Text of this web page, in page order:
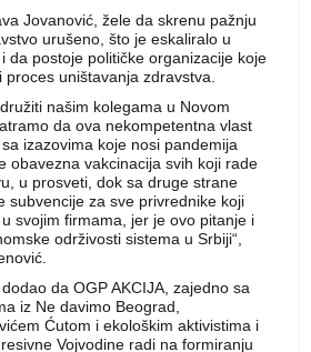
Jovanović, žele da skrenu pažnju
urušeno, što je eskaliralo u
da postoje političke organizacije koje
uništavanja zdravstva.
našim kolegama u Novom
da ova nekompetentna vlast
izazovima koje nosi pandemija
obavezna vakcinacija svih koji rade
u prosveti, dok sa druge strane
subvencije za sve privrednike koji
svojim firmama, jer je ovo pitanje i
održivosti sistema u Srbiji“,
da OGP AKCIJA, zajedno sa
iz Ne davimo Beograd,
Ćutom i ekološkim aktivistima i
Vojvodine radi na formiranju